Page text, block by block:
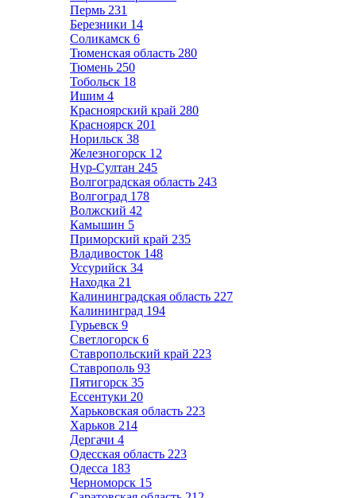
Пермь 231
Березники 14
Соликамск 6
Тюменская область 280
Тюмень 250
Тобольск 18
Ишим 4
Красноярский край 280
Красноярск 201
Норильск 38
Железногорск 12
Нур-Султан 245
Волгоградская область 243
Волгоград 178
Волжский 42
Камышин 5
Приморский край 235
Владивосток 148
Уссурийск 34
Находка 21
Калининградская область 227
Калининград 194
Гурьевск 9
Светлогорск 6
Ставропольский край 223
Ставрополь 93
Пятигорск 35
Ессентуки 20
Харьковская область 223
Харьков 214
Дергачи 4
Одесская область 223
Одесса 183
Черноморск 15